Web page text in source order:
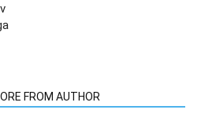
FROM AUTHOR